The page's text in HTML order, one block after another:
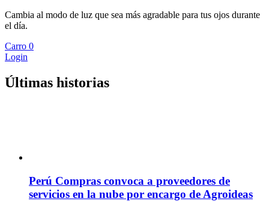
Cambia al modo de luz que sea más agradable para tus ojos durante
el día.
Carro 0
Login
Últimas historias
Perú Compras convoca a proveedores de
servicios en la nube por encargo de Agroideas